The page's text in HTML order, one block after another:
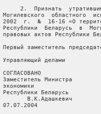
2.  Признать
Могилевского  областного
2002  г.  №  16-16 «О
Республики  Беларусь  в
правовых актов
Первый заместитель
Управляющий делами
СОГЛАСОВАНО
Заместитель Министра
экономики
Республики Беларусь
       В.К.Адашкевич
07.07.2004